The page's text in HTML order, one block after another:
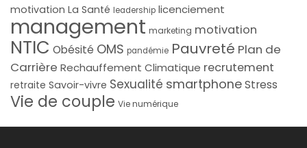
motivation La Santé leadership licenciement
management marketing motivation
NTIC Obésité OMS pandémie Pauvreté Plan de
Carrière Rechauffement Climatique recrutement
retraite Savoir-vivre Sexualité smartphoneStress
Vie de couple Vie numérique